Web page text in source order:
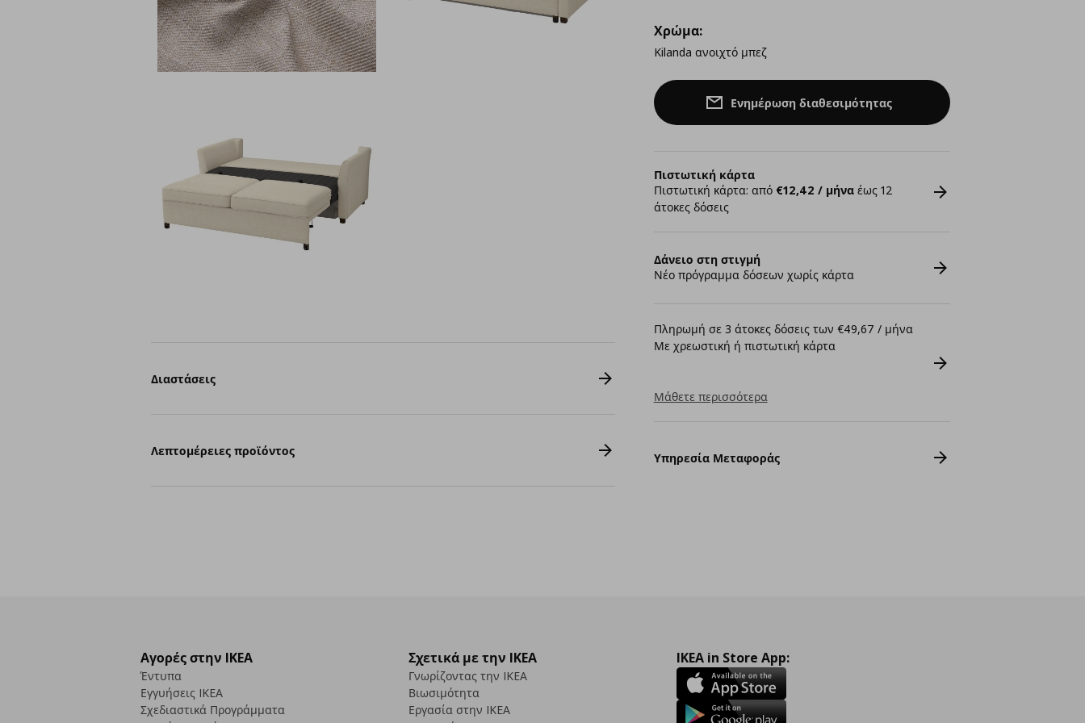
Χρώμα:
Kilanda ανοιχτό μπεζ
Ενημέρωση διαθεσιμότητας
Πιστωτική κάρτα
Πιστωτική κάρτα: από €12,42 / μήναέως 12
άτοκες δόσεις
Δάνειο στη στιγμή
Νέο πρόγραμμα δόσεων χωρίς κάρτα
Πληρωμή σε 3 άτοκες δόσεις των €49,67 / μήνα
Με χρεωστική ή πιστωτική κάρτα
Μάθετε περισσότερα
Υπηρεσία Μεταφοράς
Διαστάσεις
Λεπτομέρειες προϊόντος
Αγορές στην IKEA
Έντυπα
Εγγυήσεις IKEA
Σχεδιαστικά Προγράμματα
Σχετικά με την IKEA
Γνωρίζοντας την IKEA
Βιωσιμότητα
Εργασία στην IKEA
IKEA in Store App: